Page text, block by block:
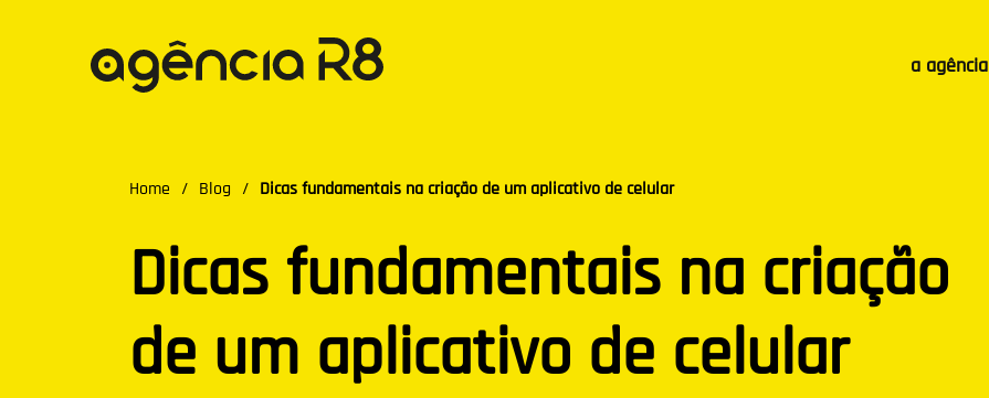
a agência
Home / Blog / Dicas fundamentais na criação de um aplicativo de celular
Dicas fundamentais na criação
de um aplicativo de celular